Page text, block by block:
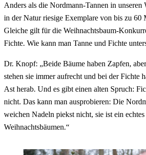
Anders als die Nordmann-Tannen in unseren
in der Natur riesige Exemplare von bis zu 60
Gleiche gilt für die Weihnachtsbaum-
Fichte. Wie kann man Tanne und Fichte
Dr. Knopf: „Beide Bäume haben Zapfen,
stehen sie immer aufrecht und bei der Fichte
Ast herab. Und es gibt einen alten Spruch:
nicht. Das kann man ausprobieren: Die
weichen Nadeln piekst nicht, sie ist ein
Weihnachtsbäumen.“